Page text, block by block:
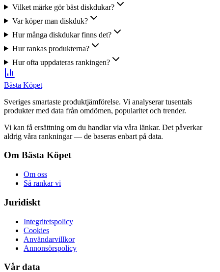
Vilket märke gör bäst diskdukar?
Var köper man diskduk?
Hur många diskdukar finns det?
Hur rankas produkterna?
Hur ofta uppdateras rankingen?
Bästa Köpet
Sveriges smartaste produktjämförelse. Vi analyserar tusentals
produkter med data från omdömen, popularitet och trender.
Vi kan få ersättning om du handlar via våra länkar. Det påverkar
aldrig våra rankningar — de baseras enbart på data.
Om Bästa Köpet
Om oss
Så rankar vi
Juridiskt
Integritetspolicy
Cookies
Användarvillkor
Annonsörspolicy
Vår data